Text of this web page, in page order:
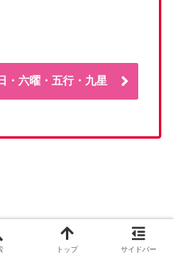
・六曜・五行・九星
トップ サイドバー